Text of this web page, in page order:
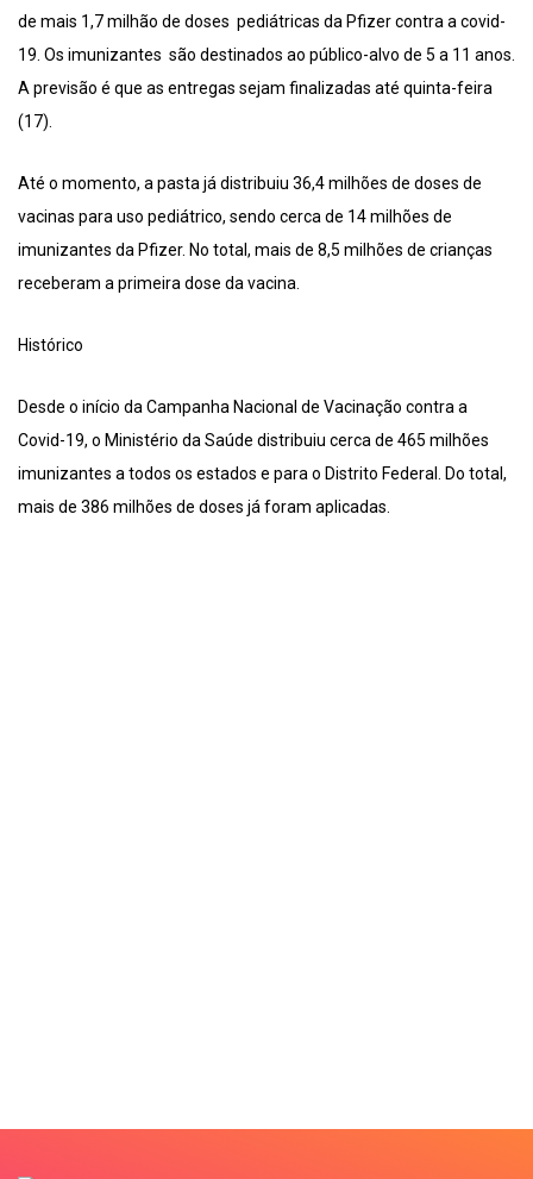
de mais 1,7 milhão de doses pediátricas da Pfizer contra a covid-
19. Os imunizantes são destinados ao público-alvo de 5 a 11 anos.
A previsão é que as entregas sejam finalizadas até quinta-feira
(17).
Até o momento, a pasta já distribuiu 36,4 milhões de doses de
vacinas para uso pediátrico, sendo cerca de 14 milhões de
imunizantes da Pfizer. No total, mais de 8,5 milhões de crianças
receberam a primeira dose da vacina.
Histórico
Desde o início da Campanha Nacional de Vacinação contra a
Covid-19, o Ministério da Saúde distribuiu cerca de 465 milhões
imunizantes a todos os estados e para o Distrito Federal. Do total,
mais de 386 milhões de doses já foram aplicadas.